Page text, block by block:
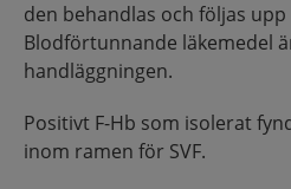
den behandlas och följas
Blodförtunnande läkemedel
handläggningen.
Positivt F-Hb som isolerat
inom ramen för SVF.